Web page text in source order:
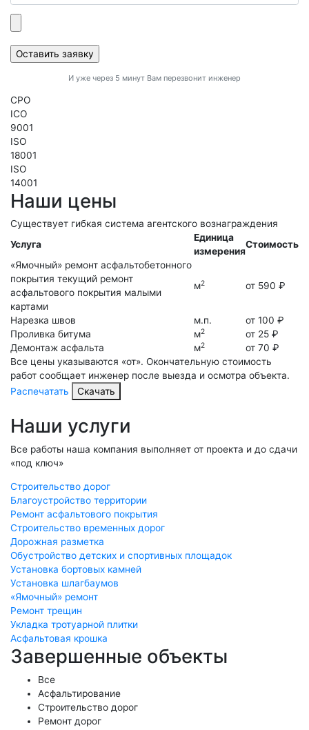
И уже через 5 минут Вам перезвонит инженер
CPO
ICO
9001
ISO
18001
ISO
14001
Наши цены
Существует гибкая система агентского вознаграждения
Услуга
Единица
измерения
Стоимость
«Ямочный» ремонт асфальтобетонного
покрытия текущий ремонт
асфальтового покрытия малыми
картами
м2 от 590 ₽
Нарезка швов м.п.
от 100 ₽
Проливка битума
м2
от 25 ₽
Демонтаж асфальта
м2
от 70 ₽
Все цены указываются «от». Окончательную стоимость
работ сообщает инженер после выезда и осмотра объекта.
Распечатать
Скачать
Наши услуги
Все работы наша компания выполняет от проекта и до сдачи
«под ключ»
Строительство дорог
Благоустройство территории
Ремонт асфальтового покрытия
Строительство временных дорог
Дорожная разметка
Обустройство детских и спортивных площадок
Установка бортовых камней
Установка шлагбаумов
«Ямочный» ремонт
Ремонт трещин
Укладка тротуарной плитки
Асфальтовая крошка
Завершенные объекты
Все
Асфальтирование
Строительство дорог
Ремонт дорог